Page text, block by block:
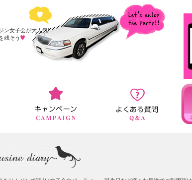
ン女子会が大人気!
残そう